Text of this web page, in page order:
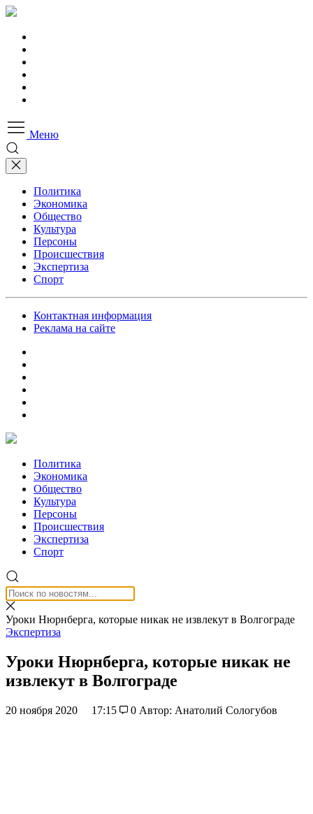
Меню
Политика
Экономика
Общество
Культура
Персоны
Происшествия
Экспертиза
Спорт
Контактная информация
Реклама на сайте
Политика
Экономика
Общество
Культура
Персоны
Происшествия
Экспертиза
Спорт
Уроки Нюрнберга, которые никак не извлекут в Волгограде
Экспертиза
Уроки Нюрнберга, которые никак не
извлекут в Волгограде
20 ноября 2020 17:15 0 Автор: Анатолий Сологубов